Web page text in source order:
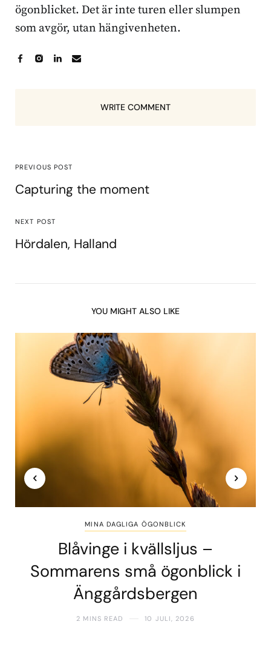
ögonblicket. Det är inte turen eller slumpen
som avgör, utan hängivenheten.
WRITE COMMENT
PREVIOUS POST
Capturing the moment
NEXT POST
Hördalen, Halland
YOU MIGHT ALSO LIKE
MINA DAGLIGA ÖGONBLICK
Blåvinge i kvällsljus –
Sommarens små ögonblick i
Änggårdsbergen
2 MINS READ 10 JULI, 2026